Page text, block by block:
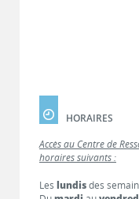
HORAIRES
Accès au Centre de
horaires suivants :
Les lundisdes